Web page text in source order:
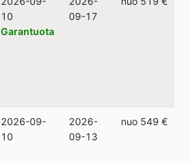
10
Garantuota
09-17
2026-09-
10
2026-
09-13
nuo 549 €